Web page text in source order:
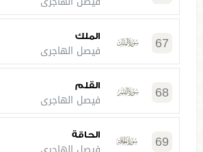
67 الملك
فيصل الهاجري
68 القلم
فيصل الهاجري
69 الحاقة